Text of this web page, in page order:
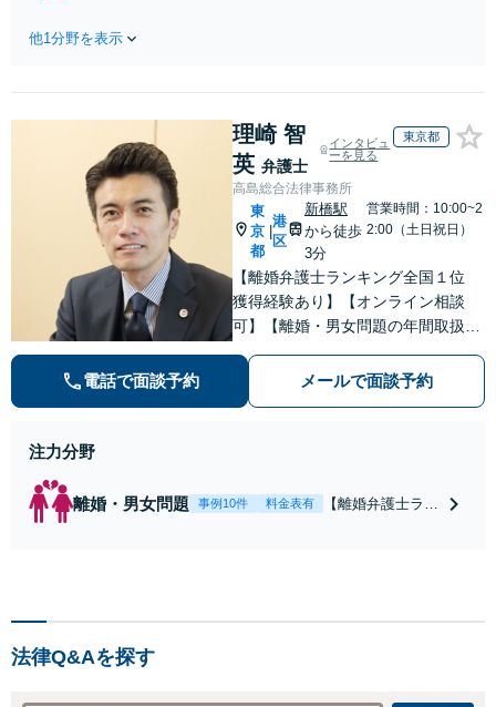
放棄も対応可能。【JR
千葉駅近く】駐車場あ
り
我された方はまずご相談く
は損をしてしまうかもしれ
ません。代わりに交渉・手
続きをし、負担を軽減。
他1分野を表示
理崎 智
英 弁護士
インタビュ
ーを見る
東京都
高島総合法律事務所
東
京
都
港
区
新橋駅
から徒歩
3分
営業時間：10:00~2
2:00（土日祝日）
【離婚弁護士ランキング全国１位
獲得経験あり】【オンライン相談
可】【離婚・男女問題の年間取扱件
き寝入りしたくないという方は是非
ご相談ください。
電話で面談予約 メールで面談予約
注力分野
離婚・男女問題 事例10件 料金表有
【離婚弁護士ラン
で金銭的に満足で
法律Q&Aを探す